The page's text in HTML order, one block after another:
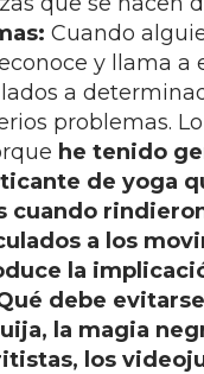
Cuando
y llama a
a
problemas.
he tenido
de yoga
cuando
a los
la
debe
la magia
los